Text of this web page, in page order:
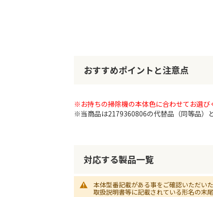
おすすめポイントと注意点
※お持ちの掃除機の本体色に合わせてお選び
※当商品は2179360806の代替品（同等品）と
対応する製品一覧
本体型番記載がある事をご確認いただい
取扱説明書等に記載されている形名の末